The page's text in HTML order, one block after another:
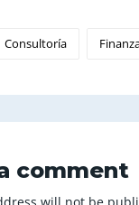
Consultoría
comment